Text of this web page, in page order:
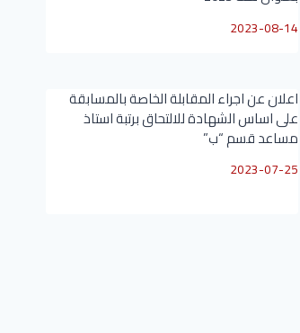
2023-08-14
اعلان عن اجراء المقابلة الخاصة بالمسابقة
على اساس الشهادة للالتحاق برتبة استاذ
مساعد قسم “ب”
2023-07-25